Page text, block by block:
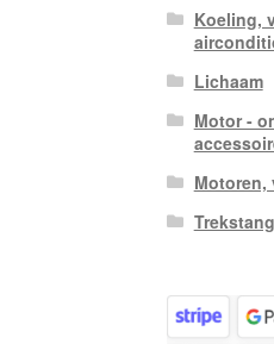
Koeling,
Lichaam
Motor -
Motoren,